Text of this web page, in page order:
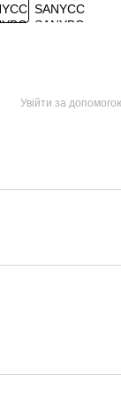
Увійти за